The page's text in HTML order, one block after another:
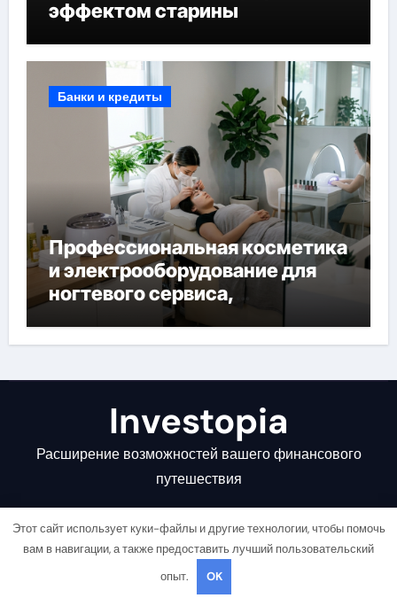
эффектом старины
Банки и кредиты
Профессиональная косметика
и электрооборудование для
ногтевого сервиса,
наращивания ресниц и
депиляции
Investopia
Расширение возможностей вашего финансового
путешествия
Copyright © All rights reserved |
Этот сайт использует куки-файлы и другие технологии, чтобы помочь
вам в навигации, а также предоставить лучший пользовательский
опыт.
OK